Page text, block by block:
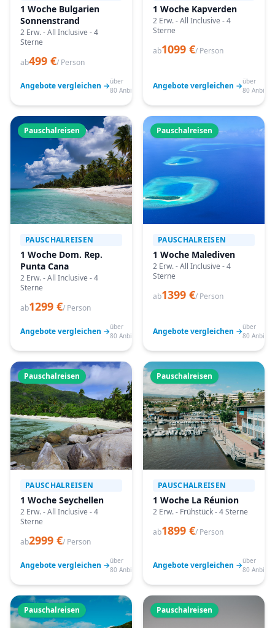
1 Woche Bulgarien
Sonnenstrand
2 Erw. - All Inclusive - 4
Sterne
ab499 €/ Person
Angebote vergleichen →über
80 Anbieter
1 Woche Kapverden
2 Erw. - All Inclusive - 4
Sterne
ab1099 €/ Person
Angebote vergleichen →über
80
Pauschalreisen
PAUSCHALREISEN
1 Woche Dom. Rep.
Punta Cana
2 Erw. - All Inclusive - 4
Sterne
ab1299 €/ Person
Angebote vergleichen →über
80 Anbieter
Pauschalreisen
PAUSCHALREISEN
1 Woche Malediven
2 Erw. - All Inclusive - 4
Sterne
ab1399 €/ Person
Angebote vergleichen →über
80
Pauschalreisen
PAUSCHALREISEN
1 Woche Seychellen
2 Erw. - All Inclusive - 4
Sterne
ab2999 €/ Person
Angebote vergleichen →über
80 Anbieter
Pauschalreisen
PAUSCHALREISEN
1 Woche La Réunion
2 Erw. - Frühstück - 4 Sterne
ab1899 €/ Person
Angebote vergleichen →über
80
Pauschalreisen Pauschalreisen